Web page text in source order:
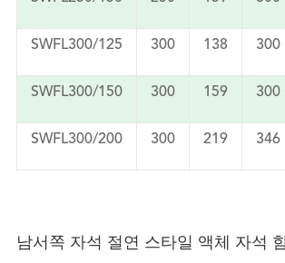
SWFL300/125 300 138 300
SWFL300/150 300 159 300
SWFL300/200 300 219 346
남서쪽 자석 절연 스타일 액체 자석